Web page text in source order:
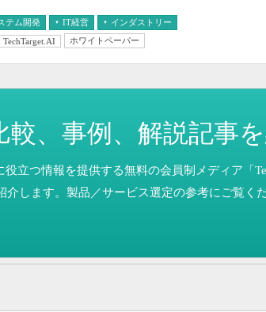
テム開発 IT経営 インダストリー
TechTarget.AI ホワイトペーパー
、事例、解説記事
つ情報を提供する無料の会員制メディア「
します。製品／サービス選定の参考にご覧く